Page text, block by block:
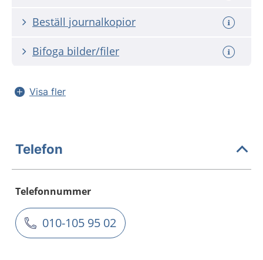
Beställ journalkopior
Bifoga bilder/filer
Visa fler
Telefon
Telefonnummer
010-105 95 02